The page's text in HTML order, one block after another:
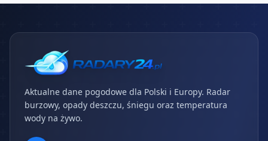
Aktualne dane pogodowe dla Polski i Europy. Radar
burzowy, opady deszczu, śniegu oraz temperatura
wody na żywo.